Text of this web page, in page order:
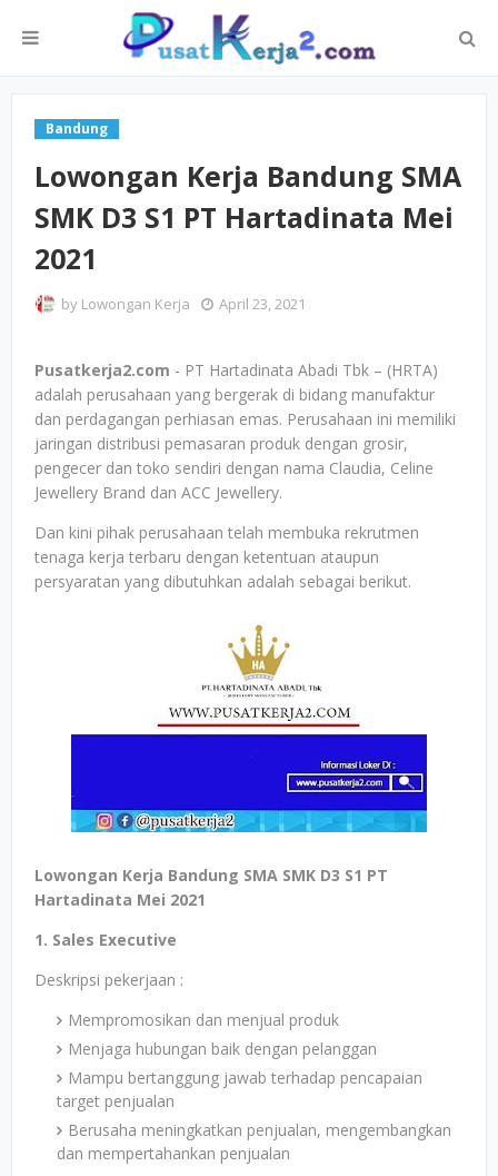
Bandung
Lowongan Kerja Bandung SMA
SMK D3 S1 PT Hartadinata Mei
2021
by Lowongan Kerja April 23, 2021
Pusatkerja2.com - PT Hartadinata Abadi Tbk – (HRTA)
adalah perusahaan yang bergerak di bidang manufaktur
dan perdagangan perhiasan emas. Perusahaan ini memiliki
jaringan distribusi pemasaran produk dengan grosir,
pengecer dan toko sendiri dengan nama Claudia, Celine
Jewellery Brand dan ACC Jewellery.
Dan kini pihak perusahaan telah membuka rekrutmen
tenaga kerja terbaru dengan ketentuan ataupun
persyaratan yang dibutuhkan adalah sebagai berikut.
Lowongan Kerja Bandung SMA SMK D3 S1 PT
Hartadinata Mei 2021
1. Sales Executive
Deskripsi pekerjaan :
Mempromosikan dan menjual produk
Menjaga hubungan baik dengan pelanggan
Mampu bertanggung jawab terhadap pencapaian
target penjualan
Berusaha meningkatkan penjualan, mengembangkan
dan mempertahankan penjualan